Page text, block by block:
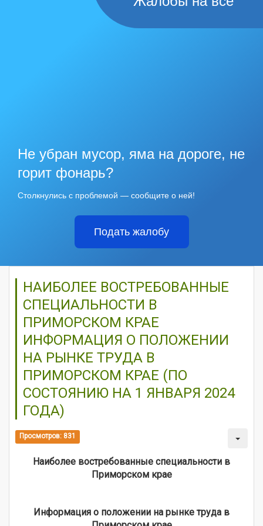
Не убран мусор, яма на дороге, не
горит фонарь?
Столкнулись с проблемой — сообщите о ней!
Подать жалобу
НАИБОЛЕЕ ВОСТРЕБОВАННЫЕ
СПЕЦИАЛЬНОСТИ В
ПРИМОРСКОМ КРАЕ
ИНФОРМАЦИЯ О ПОЛОЖЕНИИ
НА РЫНКЕ ТРУДА В
ПРИМОРСКОМ КРАЕ (ПО
СОСТОЯНИЮ НА 1 ЯНВАРЯ 2024
ГОДА)
Просмотров: 831
Наиболее востребованные специальности в
Приморском крае
Информация о положении на рынке труда в